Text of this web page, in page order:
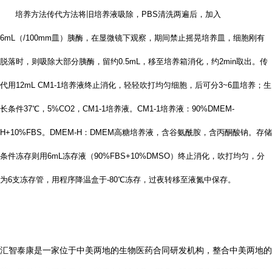
培养方法传代方法将旧培养液吸除， PBS清洗两遍后，加入
6mL（/100mm皿）胰酶，在显微镜下观察，期间禁止摇晃培养皿，细胞刚有
脱落时，则吸除大部分胰酶，留约0.5mL，移至培养箱消化，约2min取出。传
代用12mL CM1-1培养液终止消化，轻轻吹打均匀细胞，后可分3~6皿培养；生
长条件37℃，5%CO2，CM1-1培养液。CM1-1培养液：90%DMEM-
H+10%FBS。DMEM-H：DMEM高糖培养液，含谷氨酰胺，含丙酮酸钠。存储
条件冻存则用6mL冻存液（90%FBS+10%DMSO）终止消化，吹打均匀，分
为6支冻存管，用程序降温盒于-80℃冻存，过夜转移至液氮中保存。
汇智泰康是一家位于中美两地的生物医药合同研发机构，整合中美两地的